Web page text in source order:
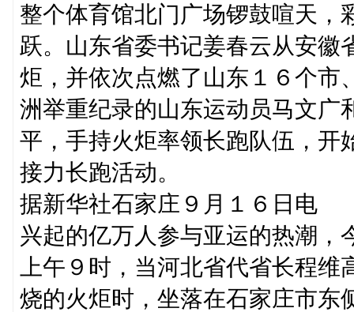
整个体育馆北门广场锣鼓喧天，
跃。山东省委书记姜春云从安徽
炬，并依次点燃了山东１６个市
洲举重纪录的山东运动员马文广
平，手持火炬率领长跑队伍，开
接力长跑活动。
据新华社石家庄９月１６日电
兴起的亿万人参与亚运的热潮，
上午９时，当河北省代省长程
烧的火炬时，坐落在石家庄市东